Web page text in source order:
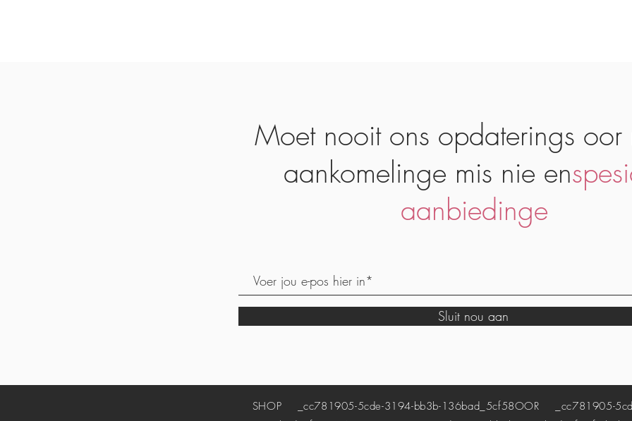
Moet nooit ons opdaterings oor
aankomelinge mis nie en
aanbiedinge
Sluit nou aan
SHOP _cc781905-5cde-3194-bb3b-136bad_5cf58OOR _cc781905-